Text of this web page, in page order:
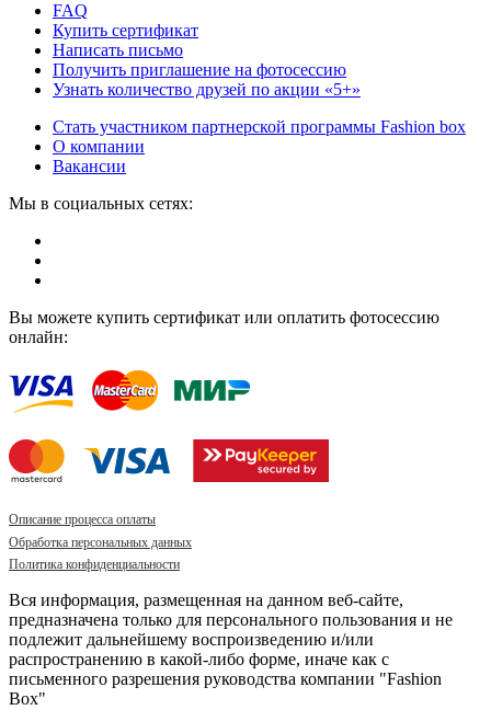
FAQ
Купить сертификат
Написать письмо
Получить приглашение на фотосессию
Узнать количество друзей по акции «5+»
Стать участником партнерской программы Fashion box
О компании
Вакансии
Мы в социальных сетях:
Вы можете купить сертификат или оплатить фотосессию
онлайн:
Описание процесса оплаты
Обработка персональных данных
Политика конфиденциальности
Вся информация, размещенная на данном веб-сайте,
предназначена только для персонального пользования и не
подлежит дальнейшему воспроизведению и/или
распространению в какой-либо форме, иначе как с
письменного разрешения руководства компании "Fashion
Box"